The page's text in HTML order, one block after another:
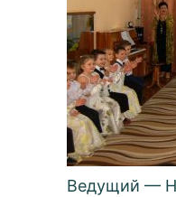
Ведущий —